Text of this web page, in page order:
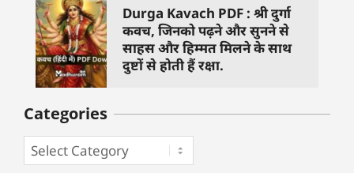
Durga Kavach PDF : श्री दुर्गा
कवच, जिनको पढ़ने और सुनने से
साहस और हिम्मत मिलने के साथ
दुष्टों से होती हैं रक्षा.
Categories